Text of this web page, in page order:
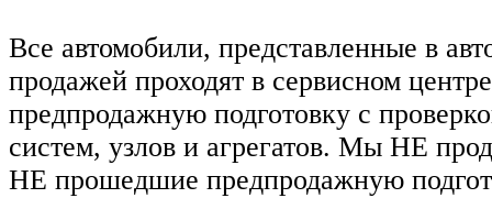
Все автомобили, представленные в
продажей проходят в сервисном
предпродажную подготовку с
систем, узлов и агрегатов. Мы НЕ
НЕ прошедшие предпродажную